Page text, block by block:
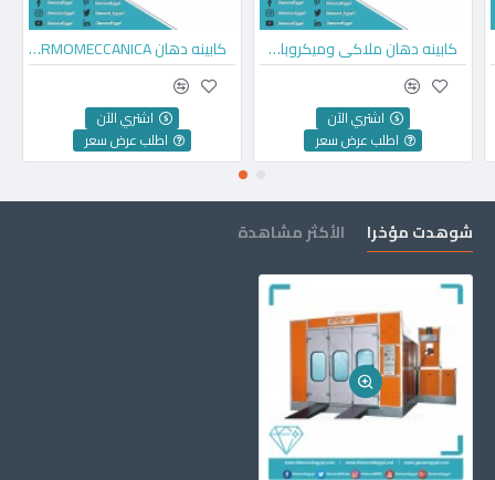
كابينه دهان ملاكي وميكروباص وربع نقل GL9
اشتري الآن
اطلب عرض سعر
كابينه دهان TERMOMECCANICA
اشتري الآن
اطلب عرض سعر
شوهدت مؤخرا الأكثر مشاهدة